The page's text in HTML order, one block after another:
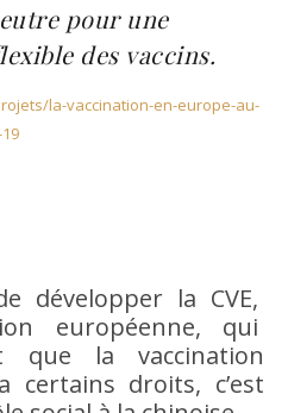
pour une
des vaccins.
la-vaccination-en-europe-au-
développer la CVE,
européenne, qui
que la vaccination
certains droits, c’est